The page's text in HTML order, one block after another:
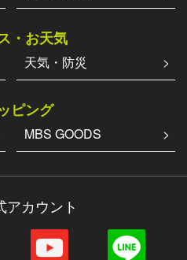
・お天気
天気・防災
ピング
MBS GOODS
アカウント